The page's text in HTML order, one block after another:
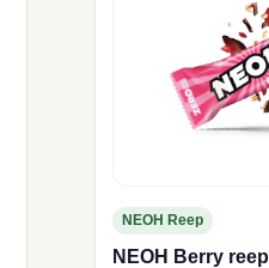
NEOH Reep
NEOH Berry reep